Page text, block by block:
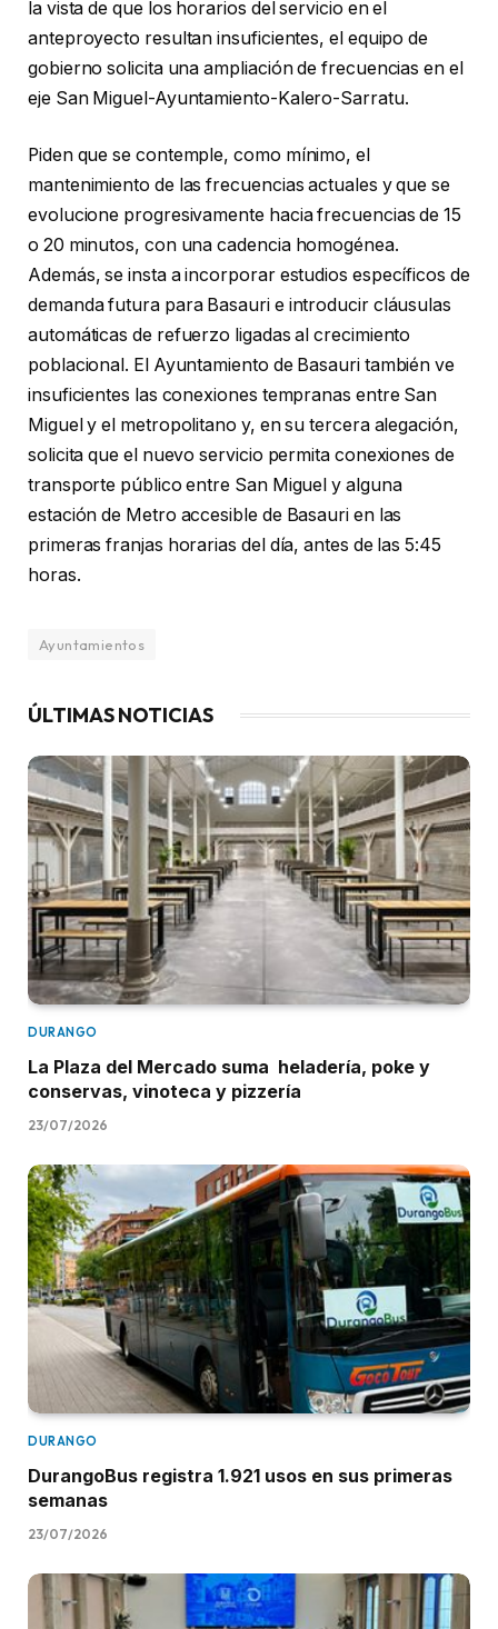
la vista de que los horarios del servicio en el
anteproyecto resultan insuficientes, el equipo de
gobierno solicita una ampliación de frecuencias en el
eje San Miguel-Ayuntamiento-Kalero-Sarratu.
Piden que se contemple, como mínimo, el
mantenimiento de las frecuencias actuales y que se
evolucione progresivamente hacia frecuencias de 15
o 20 minutos, con una cadencia homogénea.
Además, se insta a incorporar estudios específicos de
demanda futura para Basauri e introducir cláusulas
automáticas de refuerzo ligadas al crecimiento
poblacional. El Ayuntamiento de Basauri también ve
insuficientes las conexiones tempranas entre San
Miguel y el metropolitano y, en su tercera alegación,
solicita que el nuevo servicio permita conexiones de
transporte público entre San Miguel y alguna
estación de Metro accesible de Basauri en las
primeras franjas horarias del día, antes de las 5:45
horas.
Ayuntamientos
ÚLTIMAS NOTICIAS
DURANGO
La Plaza del Mercado suma heladería, poke y
conservas, vinoteca y pizzería
23/07/2026
DURANGO
DurangoBus registra 1.921 usos en sus primeras
semanas
23/07/2026